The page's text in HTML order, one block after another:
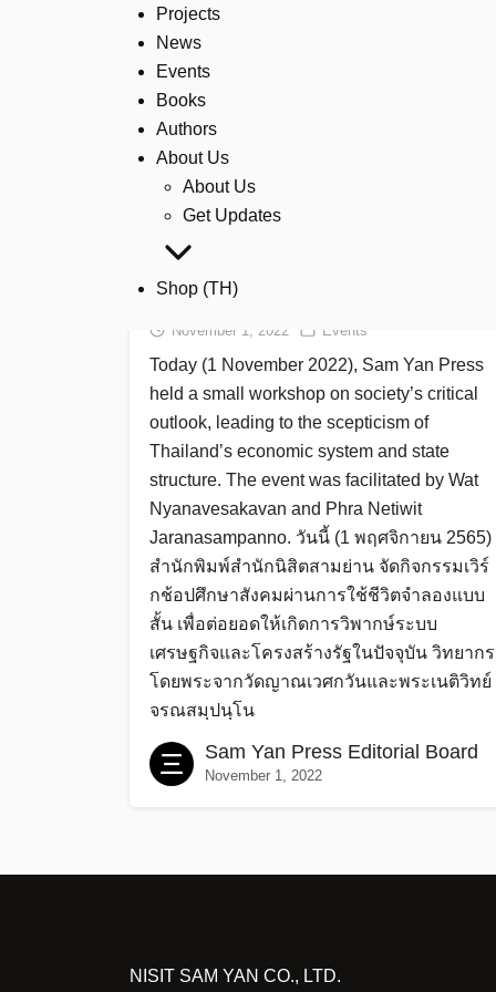
Projects
News
Events
Books
Authors
About Us
About Us
Get Updates
Shop (TH)
Workshop
November 1, 2022 Events
Today (1 November 2022), Sam Yan Press
held a small workshop on society’s critical
outlook, leading to the scepticism of
Thailand’s economic system and state
structure. The event was facilitated by Wat
Nyanavesakavan and Phra Netiwit
Jaranasampanno. วันนี้ (1 พฤศจิกายน 2565)
สำนักพิมพ์สำนักนิสิตสามย่าน จัดกิจกรรมเวิร์
กช้อปศึกษาสังคมผ่านการใช้ชีวิตจำลองแบบ
สั้น เพื่อต่อยอดให้เกิดการวิพากษ์ระบบ
เศรษฐกิจและโครงสร้างรัฐในปัจจุบัน วิทยากร
โดยพระจากวัดญาณเวศกวันและพระเนติวิทย์
จรณสมฺปนฺโน
Sam Yan Press Editorial Board
November 1, 2022
NISIT SAM YAN CO., LTD.